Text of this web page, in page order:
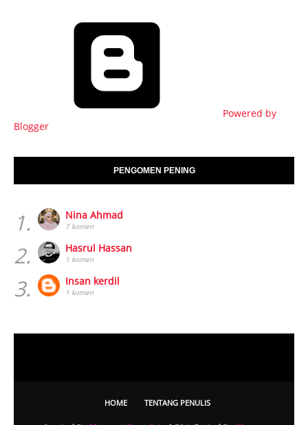
Powered by
Blogger
PENGOMEN PENING
1. Nina Ahmad
7 komen
2. Hasrul Hassan
1 komen
3. Insan kerdil
1 komen
HOME TENTANG PENULIS